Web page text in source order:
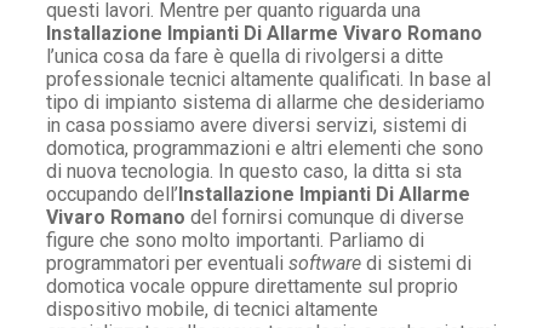
questi lavori. Mentre per quanto riguarda una
Installazione Impianti Di Allarme Vivaro Romano
l’unica cosa da fare è quella di rivolgersi a ditte
professionale tecnici altamente qualificati. In base al
tipo di impianto sistema di allarme che desideriamo
in casa possiamo avere diversi servizi, sistemi di
domotica, programmazioni e altri elementi che sono
di nuova tecnologia. In questo caso, la ditta si sta
occupando dell’Installazione Impianti Di Allarme
Vivaro Romano del fornirsi comunque di diverse
figure che sono molto importanti. Parliamo di
programmatori per eventuali software di sistemi di
domotica vocale oppure direttamente sul proprio
dispositivo mobile, di tecnici altamente